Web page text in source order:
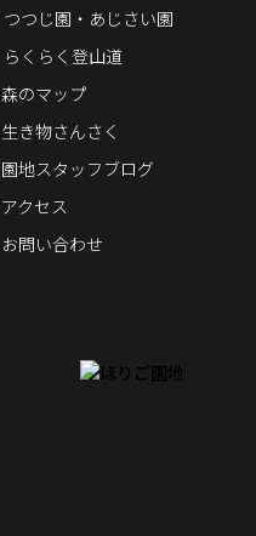
つつじ園・あじさい園
らくらく登山道
森のマップ
生き物さんさく
園地スタッフブログ
アクセス
お問い合わせ